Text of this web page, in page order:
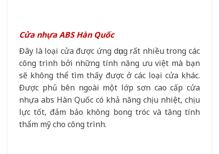
Cửa nhựa ABS Hàn Quốc
Đây là loại cửa được ứng dụng rất nhiều trong các
công trình bởi những tính năng ưu việt mà bạn
sẽ không thể tìm thấy được ở các loại cửa khác.
Được phủ bên ngoài một lớp sơn cao cấp cửa
nhựa abs Hàn Quốc có khả năng chịu nhiệt, chịu
lực tốt, đảm bảo không bong tróc và tăng tính
thẩm mỹ cho công trình.